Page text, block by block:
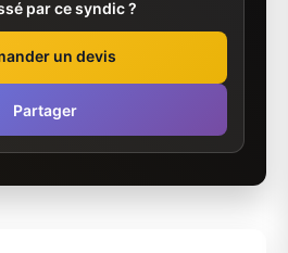
par ce syndic ?
un devis
Partager